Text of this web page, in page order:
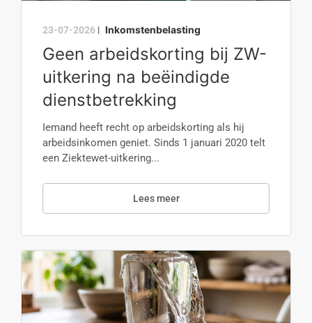
23-07-2026 | Inkomstenbelasting
Geen arbeidskorting bij ZW-
uitkering na beëindigde
dienstbetrekking
Iemand heeft recht op arbeidskorting als hij
arbeidsinkomen geniet. Sinds 1 januari 2020 telt
een Ziektewet-uitkering...
Lees meer